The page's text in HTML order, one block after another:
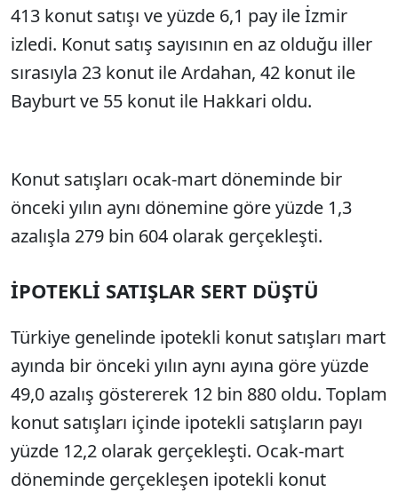
413 konut satışı ve yüzde 6,1 pay ile İzmir
izledi. Konut satış sayısının en az olduğu iller
sırasıyla 23 konut ile Ardahan, 42 konut ile
Bayburt ve 55 konut ile Hakkari oldu.
Konut satışları ocak-mart döneminde bir
önceki yılın aynı dönemine göre yüzde 1,3
azalışla 279 bin 604 olarak gerçekleşti.
İPOTEKLİ SATIŞLAR SERT DÜŞTÜ
Türkiye genelinde ipotekli konut satışları mart
ayında bir önceki yılın aynı ayına göre yüzde
49,0 azalış göstererek 12 bin 880 oldu. Toplam
konut satışları içinde ipotekli satışların payı
yüzde 12,2 olarak gerçekleşti. Ocak-mart
döneminde gerçekleşen ipotekli konut